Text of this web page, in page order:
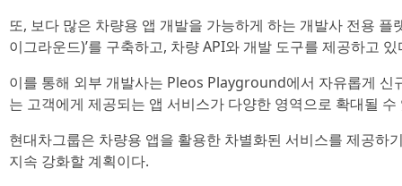
또, 보다 많은 차량용 앱 개발을 가능하게 하는 개발사 전용
이그라운드)’를 구축하고, 차량 API와 개발 도구를 제공하고 있
이를 통해 외부 개발사는 Pleos Playground에서 자유롭게 신
는 고객에게 제공되는 앱 서비스가 다양한 영역으로 확대될
현대차그룹은 차량용 앱을 활용한 차별화된 서비스를 제공하
지속 강화할 계획이다.